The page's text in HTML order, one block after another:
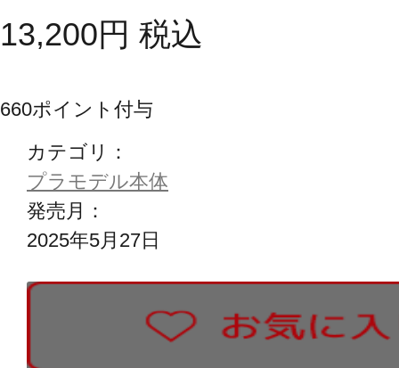
13,200円 税込
660ポイント付与
カテゴリ：
プラモデル本体
発売月：
2025年5月27日